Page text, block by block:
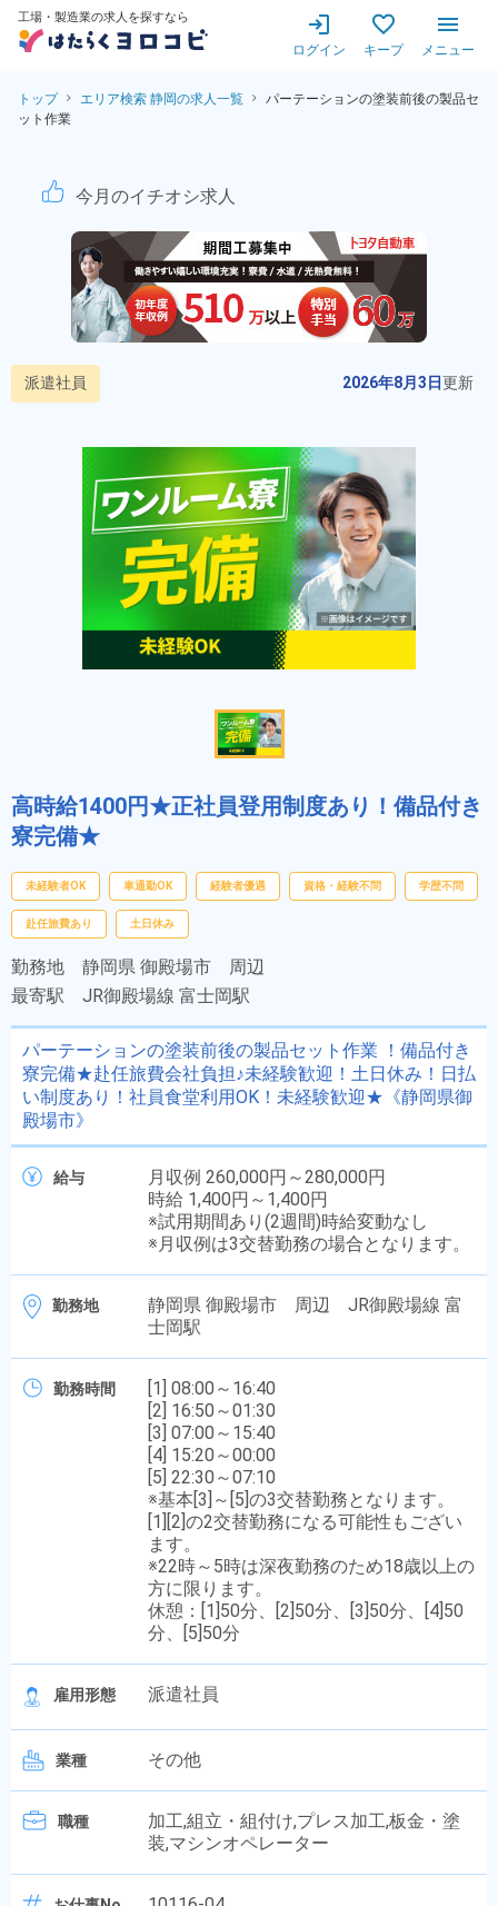
工場・製造業の求人を探すなら
ログイン キープ メニュー
トップ エリア検索 静岡の求人一覧
パーテーションの塗装前後の製品セ
ット作業
パーテーションの塗装前後
今月のイチオシ求人
派遣社員 2026年8月3日更新
高時給1400円★正社員登用制度あり！備品付き
寮完備★
未経験者OK 車通勤OK 経験者優遇 資格・経験不問 学歴不問
赴任旅費あり 土日休み
勤務地 静岡県 御殿場市 周辺
最寄駅 JR御殿場線 富士岡駅
パーテーションの塗装前後の製品セット作業 ！備品付き
寮完備★赴任旅費会社負担♪未経験歓迎！土日休み！日払
い制度あり！社員食堂利用OK！未経験歓迎★《静岡県御
殿場市》
給与
月収例 260,000円～280,000円
時給 1,400円～1,400円
※試用期間あり(2週間)時給変動なし
※月収例は3交替勤務の場合となります。
勤務地
静岡県 御殿場市 周辺 JR御殿場線 富
士岡駅
勤務時間
[1] 08:00～16:40
[2] 16:50～01:30
[3] 07:00～15:40
[4] 15:20～00:00
[5] 22:30～07:10
※基本[3]～[5]の3交替勤務となります。
[1][2]の2交替勤務になる可能性もござい
ます。
※22時～5時は深夜勤務のため18歳以上の
方に限ります。
休憩：[1]50分、[2]50分、[3]50分、[4]50
分、[5]50分
雇用形態 派遣社員
業種 その他
職種
加工,組立・組付け,プレス加工,板金・塗
装,マシンオペレーター